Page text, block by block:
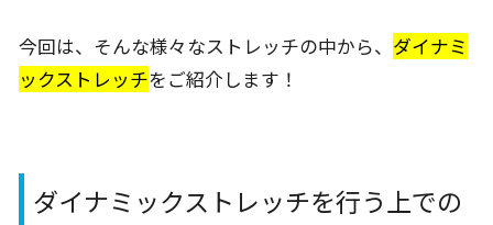
今回は、そんな様々なストレッチの中から、 ダイナミ
ックストレッチをご紹介します！
ダイナミックストレッチを行う上での